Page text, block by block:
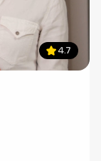
4.7